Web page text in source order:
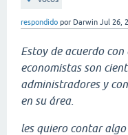
respondido por Darwin Jul 26,
Estoy de acuerdo con
economistas son
administradores y
en su área.
les quiero contar